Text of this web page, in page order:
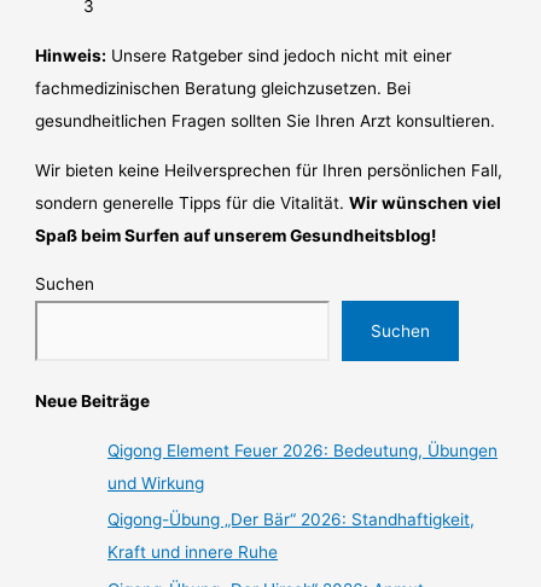
Hinweis: Unsere Ratgeber sind jedoch nicht mit einer
fachmedizinischen Beratung gleichzusetzen. Bei
gesundheitlichen Fragen sollten Sie Ihren Arzt konsultieren.
Wir bieten keine Heilversprechen für Ihren persönlichen Fall,
sondern generelle Tipps für die Vitalität.Wir wünschen viel
Spaß beim Surfen auf unserem Gesundheitsblog!
Suchen
Suchen
Neue Beiträge
Qigong Element Feuer 2026: Bedeutung, Übungen
und Wirkung
Qigong-Übung „Der Bär“ 2026: Standhaftigkeit,
Kraft und innere Ruhe